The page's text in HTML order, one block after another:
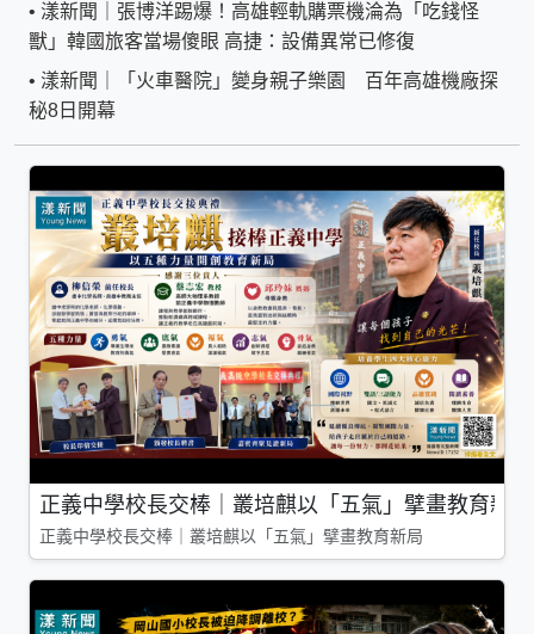
• 漾新聞｜張博洋踢爆！高雄輕軌購票機淪為「吃錢怪
獸」韓國旅客當場傻眼 高捷：設備異常已修復
• 漾新聞｜「火車醫院」變身親子樂園 百年高雄機廠探
秘8日開幕
正義中學校長交棒｜叢培麒以「五氣」擘畫教育新局
正義中學校長交棒｜叢培麒以「五氣」擘畫教育新局